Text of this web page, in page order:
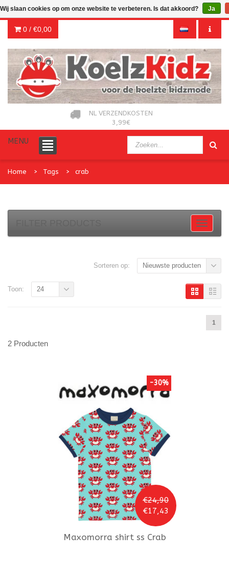
0 / €0,00
NL VERZENDKOSTEN
3,99€
MENU
Home Tags crab
Sorteren op: Nieuwste producten
1
Toon: 24
2 Producten
€24,90
€17,43
-30%
Maxomorra shirt ss Crab
Wij slaan cookies op om onze website te verbeteren. Is dat akkoord? Ja